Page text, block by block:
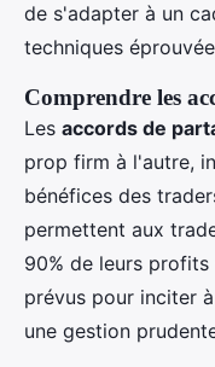
de s'adapter à un
techniques
Comprendre les
Les accords de
prop firm à l'autre,
bénéfices des
permettent aux
90% de leurs
prévus pour inciter
une gestion